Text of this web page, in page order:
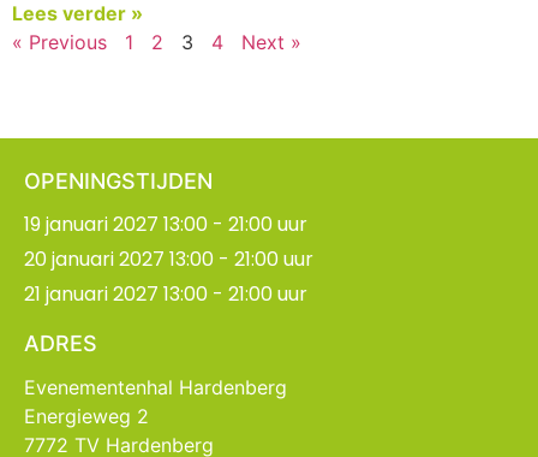
Lees verder »
« Previous
1 2 3 4 Next »
OPENINGSTIJDEN
19 januari 2027 13:00 - 21:00 uur
20 januari 2027 13:00 - 21:00 uur
21 januari 2027 13:00 - 21:00 uur
ADRES
Evenementenhal Hardenberg
Energieweg 2
7772 TV Hardenberg